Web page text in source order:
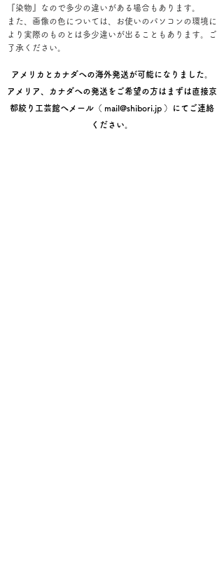
『染物』なので多少の違いがある場合もあります。
また、画像の色については、お使いのパソコンの環境に
より実際のものとは多少違いが出ることもあります。ご
了承ください。
アメリカとカナダへの海外発送が可能になりました。
アメリア、カナダへの発送をご希望の方はまずは直接京
都絞り工芸館へメール（ mail@shibori.jp ）にてご連絡
ください。